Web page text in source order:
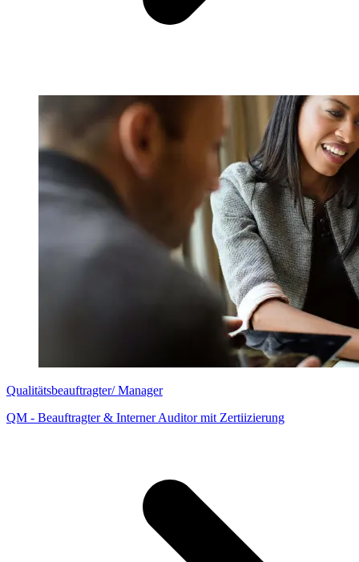
Qualitätsbeauftragter/ Manager
QM - Beauftragter & Interner Auditor mit Zertiizierung